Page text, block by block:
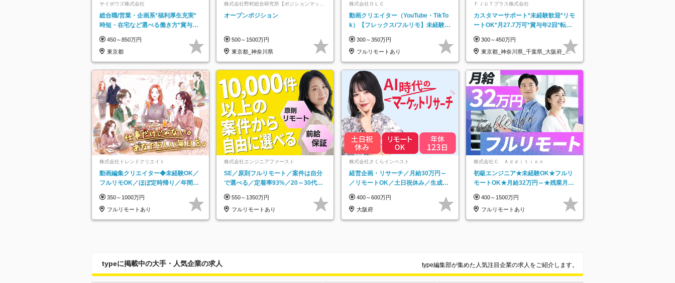
サイボウズ株式会社
総合職/営業・企画系*福利厚生充実*
時短・在宅など選べる働き方*賞与年
450～850万円
東京都
株式会社野村総合研究所【ポジションマッチ
オープンポジション
500～1500万円
東京都_神奈川県
株式会社ＯＬＣ
動画クリエイター（YouTube・TikTo
k）【フレックス/フルリモ】未経験O
300～350万円
フルリモートあり
ＦＪＵＴプラス株式会社
カスタマーサポート*未経験歓迎*リモ
ートOK*月27.7万可*賞与年2回*転勤
300～450万円
東京都_神奈川県_千葉県_大阪府_愛
知県…
株式会社トレンドクリエイト
動画編集クリエイター◆未経験OK／
フルリモOK／ほぼ定時帰り／年間休
OK
350～1000万円
フルリモートあり
株式会社エンジニアファースト
SE／原則フルリモート／案件は自分
で選べる／定着率93%／20～30代活
550～1350万円
フルリモートあり
株式会社さくらインベスト
経営企画・リサーチ／月給30万円～
／リモートOK／土日祝休み／生成AI
400～600万円
大阪府
株式会社Ｃ Ａｄｄｉｔｉｏｎ
初級エンジニア★未経験OK★フルリ
モートOK★月給32万円～★残業月10
400～1500万円
フルリモートあり
typeに掲載中の大手・人気企業の求人 type編集部が集めた人気注目企業の求人をご紹介します。